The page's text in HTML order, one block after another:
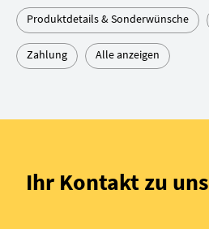
Produktdetails & Sonderwünsche
Zahlung Alle anzeigen
Ihr Kontakt zu uns